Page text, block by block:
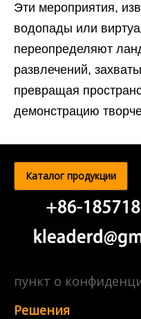
Эти мероприятия,
водопады или
переопределяют
развлечений,
превращая
демонстрацию
Каталог продукции
пункт о
Решения